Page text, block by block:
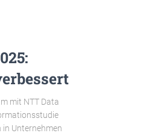
mit NTT Data
Unternehmen